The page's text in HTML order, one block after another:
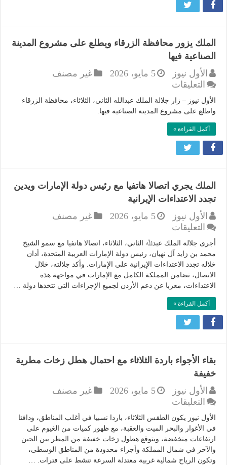
الملك يزور محافظة الزرقاء ويطلع على مشروع المدينة
الصناعية فيها
الأول نيوز
5 مايو، 2026
غير مصنف
التعليقات
الملك
يزور
محافظة
الصناعية
فيها
مغلقة
الأول نيوز – زار جلالة الملك عبدالله الثاني، الثلاثاء، محافظة الزرقاء
واطلع على مشروع المدينة الصناعية فيها.
أكمل القراءة »
الملك يجري اتصالا هاتفيا مع رئيس دولة الإمارات ويدين
تجدد الاعتداءات الإيرانية
الأول نيوز
5 مايو، 2026
غير مصنف
التعليقات
الملك
يجري
اتصالا
هاتفيا
مع
الإيرانية
أجرى جلالة الملك عبدﷲ الثاني، الثلاثاء، اتصالا هاتفيا مع سمو الشيخ
محمد بن زايد آل نهيان، رئيس دولة الإمارات العربية المتحدة، أدان
خلاله تجدد الاعتداءات الإيرانية على الإمارات. وأكد جلالته، خلال
الاتصال، تضامن المملكة الكامل مع الإمارات في مواجهة هذه
الاعتداءات، معربا عن دعم الأردن لجميع الإجراءات التي تتخذها دولة …
أكمل القراءة »
بقاء الأجواء باردة الثلاثاء مع احتمال هطل زخات مطرية
خفيفة
الأول نيوز
5 مايو، 2026
غير مصنف
التعليقات
بقاء
الأجواء
باردة
الثلاثاء
مع
الأول نيوز يكون الطقس الثلاثاء، باردا نسبيا في أغلب المناطق، ودافئا
في الأغوار والبحر الميت والعقبة، مع ظهور كميات من الغيوم على
ارتفاعات منخفضة، ويتوقع هطول زخات خفيفة من المطر بين الحين
والآخر في شمال المملكة وأجزاء محدودة من المناطق الوسطى،
وتكون الرياح شمالية غربية معتدلة السرعة تنشط على فترات. …